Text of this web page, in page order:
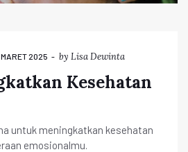
MARET 2025 by Lisa Dewinta
Kesehatan
untuk meningkatkan kesehatan
emosionalmu.